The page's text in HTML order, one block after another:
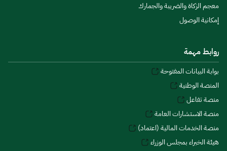
معجم الزكاة والضريبة والجمارك
إمكانية الوصول
روابط مهمة
بوابة البيانات المفتوحة
المنصة الوطنية
منصة تفاعل
منصة الاستشارات العامة
منصة الخدمات المالية (اعتماد)
هيئة الخبراء بمجلس الوزراء